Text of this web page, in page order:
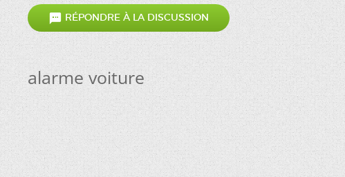
 RÉPONDRE À LA DISCUSSION
alarme voiture